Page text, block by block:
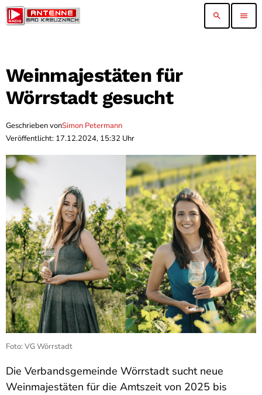
search menu
Weinmajestäten für
Wörrstadt gesucht
Geschrieben vonSimon Petermann
Veröffentlicht: 17.12.2024, 15:32 Uhr
Foto: VG Wörrstadt
Die Verbandsgemeinde Wörrstadt sucht neue
Weinmajestäten für die Amtszeit von 2025 bis